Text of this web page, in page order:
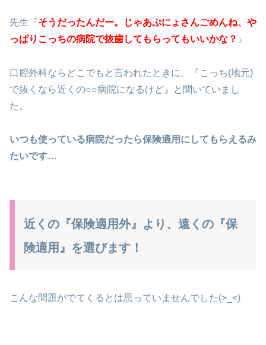
先生『そうだったんだー。じゃあぷにょさんごめんね、や
っぱりこっちの病院で抜歯してもらってもいいかな？ 』
口腔外科ならどこでもと言われたときに、『こっち(地元)
で抜くなら近くの○○病院になるけど』と聞いていまし
た。
いつも使っている病院だったら保険適用にしてもらえるみ
たいです…
近くの『保険適用外』より、遠くの『保
険適用』を選びます！
こんな問題がでてくるとは思っていませんでした(>_<)